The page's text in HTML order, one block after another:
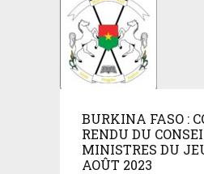
BURKINA FASO :
RENDU DU
MINISTRES DU
AOÛT 2023